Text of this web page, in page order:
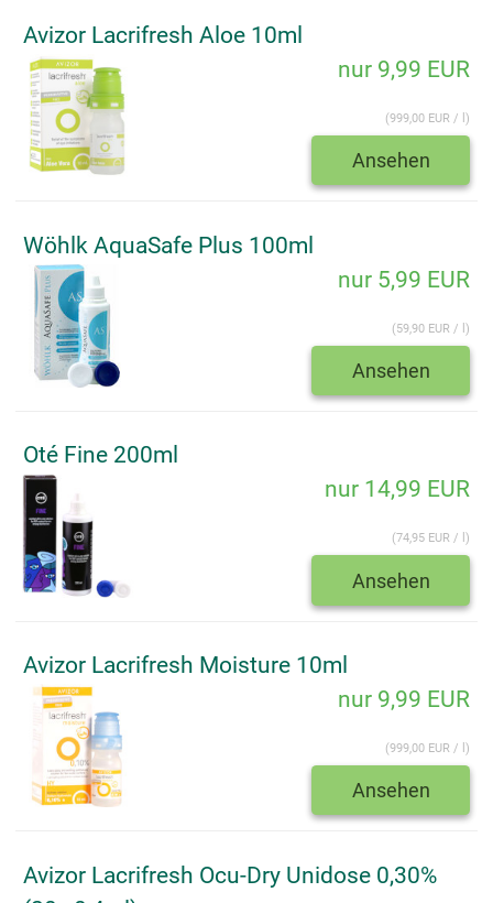
Avizor Lacrifresh Aloe 10ml
nur 9,99 EUR
(999,00 EUR / l)
Ansehen
Wöhlk AquaSafe Plus 100ml
nur 5,99 EUR
(59,90 EUR / l)
Ansehen
Oté Fine 200ml
nur 14,99 EUR
(74,95 EUR / l)
Ansehen
Avizor Lacrifresh Moisture 10ml
nur 9,99 EUR
(999,00 EUR / l)
Ansehen
Avizor Lacrifresh Ocu-Dry Unidose 0,30%